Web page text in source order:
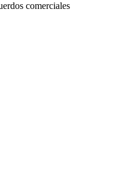
comerciales